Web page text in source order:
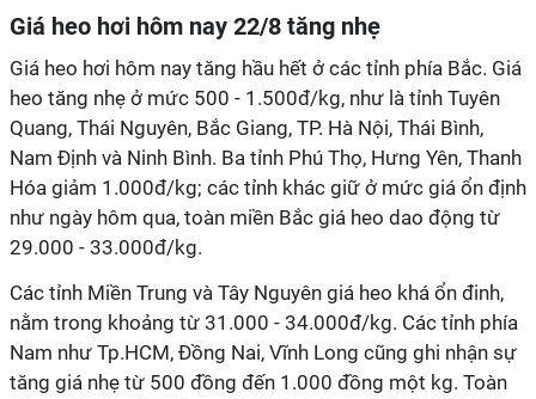
Giá heo hơi hôm nay 22/8 tăng nhẹ
Giá heo hơi hôm nay tăng hầu hết ở các tỉnh phía Bắc. Giá
heo tăng nhẹ ở mức 500 - 1.500đ/kg, như là tỉnh Tuyên
Quang, Thái Nguyên, Bắc Giang, TP. Hà Nội, Thái Bình,
Nam Định và Ninh Bình. Ba tỉnh Phú Thọ, Hưng Yên, Thanh
Hóa giảm 1.000đ/kg; các tỉnh khác giữ ở mức giá ổn định
như ngày hôm qua, toàn miền Bắc giá heo dao động từ
29.000 - 33.000đ/kg.
Các tỉnh Miền Trung và Tây Nguyên giá heo khá ổn đinh,
nằm trong khoảng từ 31.000 - 34.000đ/kg. Các tỉnh phía
Nam như Tp.HCM, Đồng Nai, Vĩnh Long cũng ghi nhận sự
tăng giá nhẹ từ 500 đồng đến 1.000 đồng một kg. Toàn